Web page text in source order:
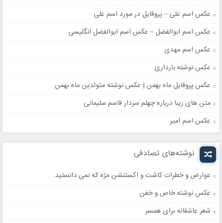
عکس اسم علی – پروفایل در مورد اسم علی
عکس اسم ابوالفضل – عکس اسم ابوالفضل انگلیسی
عکس اسم مهدی
عکس نوشته بارداری
عکس پروفایل ماه بهمن | عکس نوشته متولدین ماه بهمن
متن های زیبا درباره چهلم سردار قاسم سلیمانی
عکس اسم امیر
نوشته‌های تصادفی
عوارض و خطرات کاشت و اکستنشن مژه که نمی دانستید
عکس نوشته خاص و خفن
شعر عاشقانه برای همسر